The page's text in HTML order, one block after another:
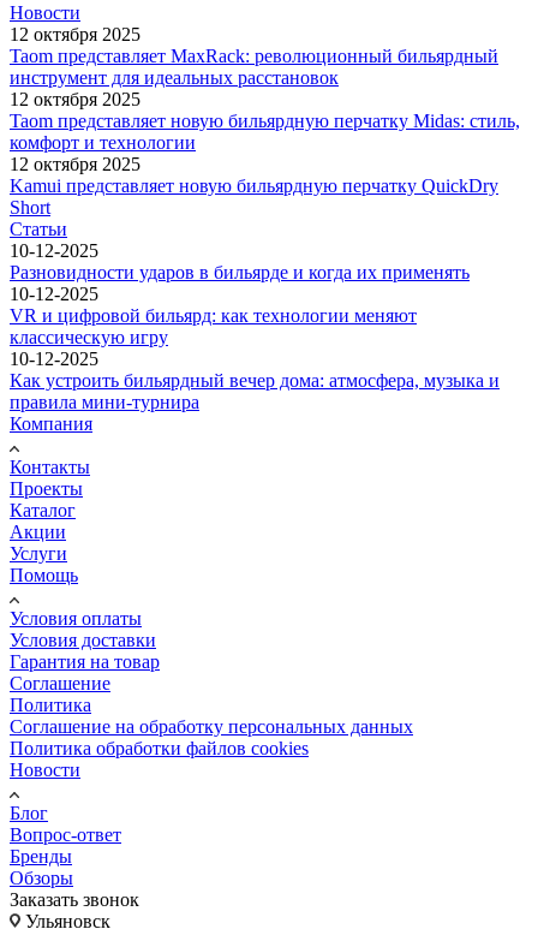
Новости
12 октября 2025
Taom представляет MaxRack: революционный бильярдный
инструмент для идеальных расстановок
12 октября 2025
Taom представляет новую бильярдную перчатку Midas: стиль,
комфорт и технологии
12 октября 2025
Kamui представляет новую бильярдную перчатку QuickDry
Short
Статьи
10-12-2025
Разновидности ударов в бильярде и когда их применять
10-12-2025
VR и цифровой бильярд: как технологии меняют
классическую игру
10-12-2025
Как устроить бильярдный вечер дома: атмосфера, музыка и
правила мини-турнира
Компания
Контакты
Проекты
Каталог
Акции
Услуги
Помощь
Условия оплаты
Условия доставки
Гарантия на товар
Соглашение
Политика
Соглашение на обработку персональных данных
Политика обработки файлов cookies
Новости
Блог
Вопрос-ответ
Бренды
Обзоры
Заказать звонок
Ульяновск